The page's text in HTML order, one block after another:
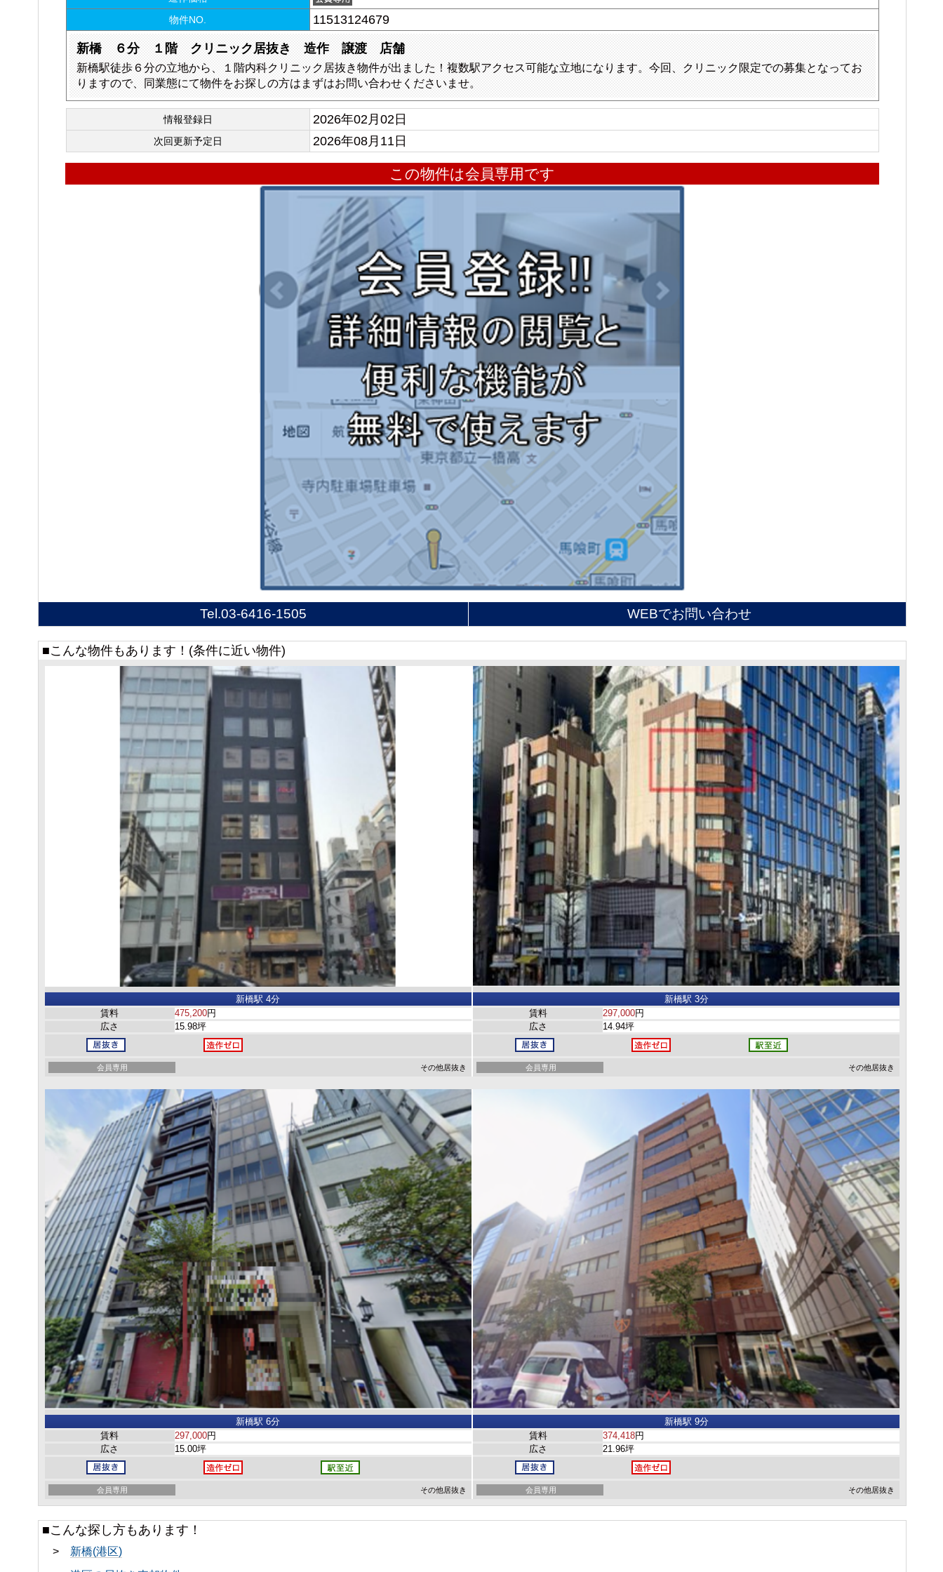
物件NO.
11513124679
新橋 ６分 １階 クリニック居抜き 造作 譲渡 店舗
新橋駅徒歩６分の立地から、１階内科クリニック居抜き物件が出ました！複数駅アクセス可能な立地になります。今回、クリニック限定での募集となってお
りますので、同業態にて物件をお探しの方はまずはお問い合わせくださいませ。
情報登録日 2026年02月02日
次回更新予定日 2026年08月11日
この物件は会員専用です
Tel.03-6416-1505 WEBでお問い合わせ
■こんな物件もあります！(条件に近い物件)
新橋駅 4分
賃料
475,200円
広さ
15.98坪
会員専用 その他居抜き
新橋駅 3分
賃料
297,000円
広さ
14.94坪
会員専用 その他居抜き
新橋駅 6分
賃料
297,000円
広さ
15.00坪
会員専用 その他居抜き
新橋駅 9分
賃料
374,418円
広さ
21.96坪
会員専用 その他居抜き
■こんな探し方もあります！
> 新橋(港区)